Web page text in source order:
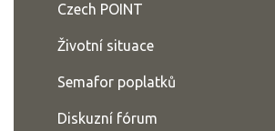
Czech POINT
Životní situace
Semafor poplatků
Diskuzní fórum